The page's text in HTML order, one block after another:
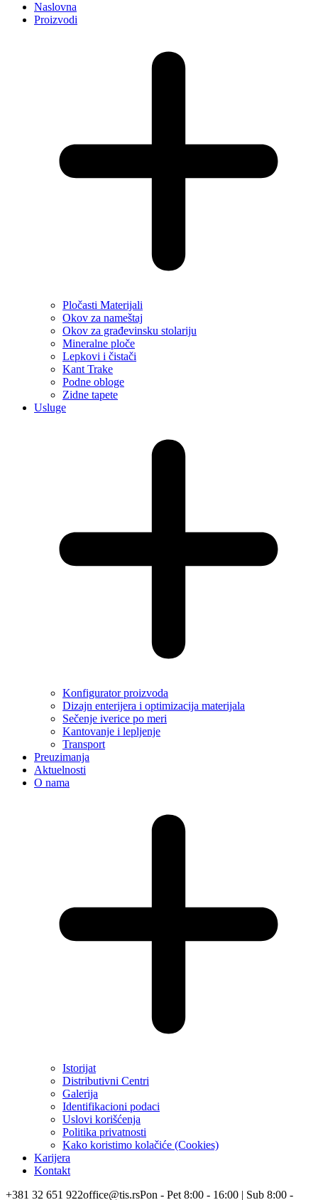
Naslovna
Proizvodi
Pločasti Materijali
Okov za nameštaj
Okov za građevinsku stolariju
Mineralne ploče
Lepkovi i čistači
Kant Trake
Podne obloge
Zidne tapete
Usluge
Konfigurator proizvoda
Dizajn enterijera i optimizacija materijala
Sečenje iverice po meri
Kantovanje i lepljenje
Transport
Preuzimanja
Aktuelnosti
O nama
Istorijat
Distributivni Centri
Galerija
Identifikacioni podaci
Uslovi korišćenja
Politika privatnosti
Kako koristimo kolačiće (Cookies)
Karijera
Kontakt
+381 32 651 922office@tis.rsPon - Pet 8:00 - 16:00 | Sub 8:00 -